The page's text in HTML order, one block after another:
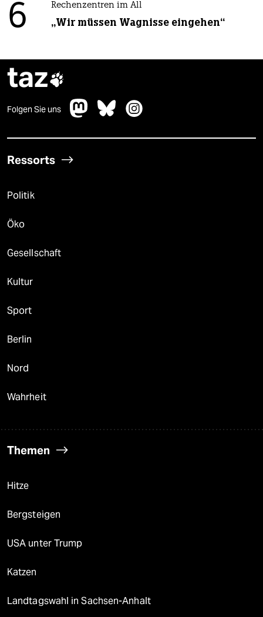
6 Rechenzentren im All
„Wir müssen Wagnisse eingehen“
taz
Folgen Sie uns
Ressorts
Politik
Öko
Gesellschaft
Kultur
Sport
Berlin
Nord
Wahrheit
Themen
Hitze
Bergsteigen
USA unter Trump
Katzen
Landtagswahl in Sachsen-Anhalt